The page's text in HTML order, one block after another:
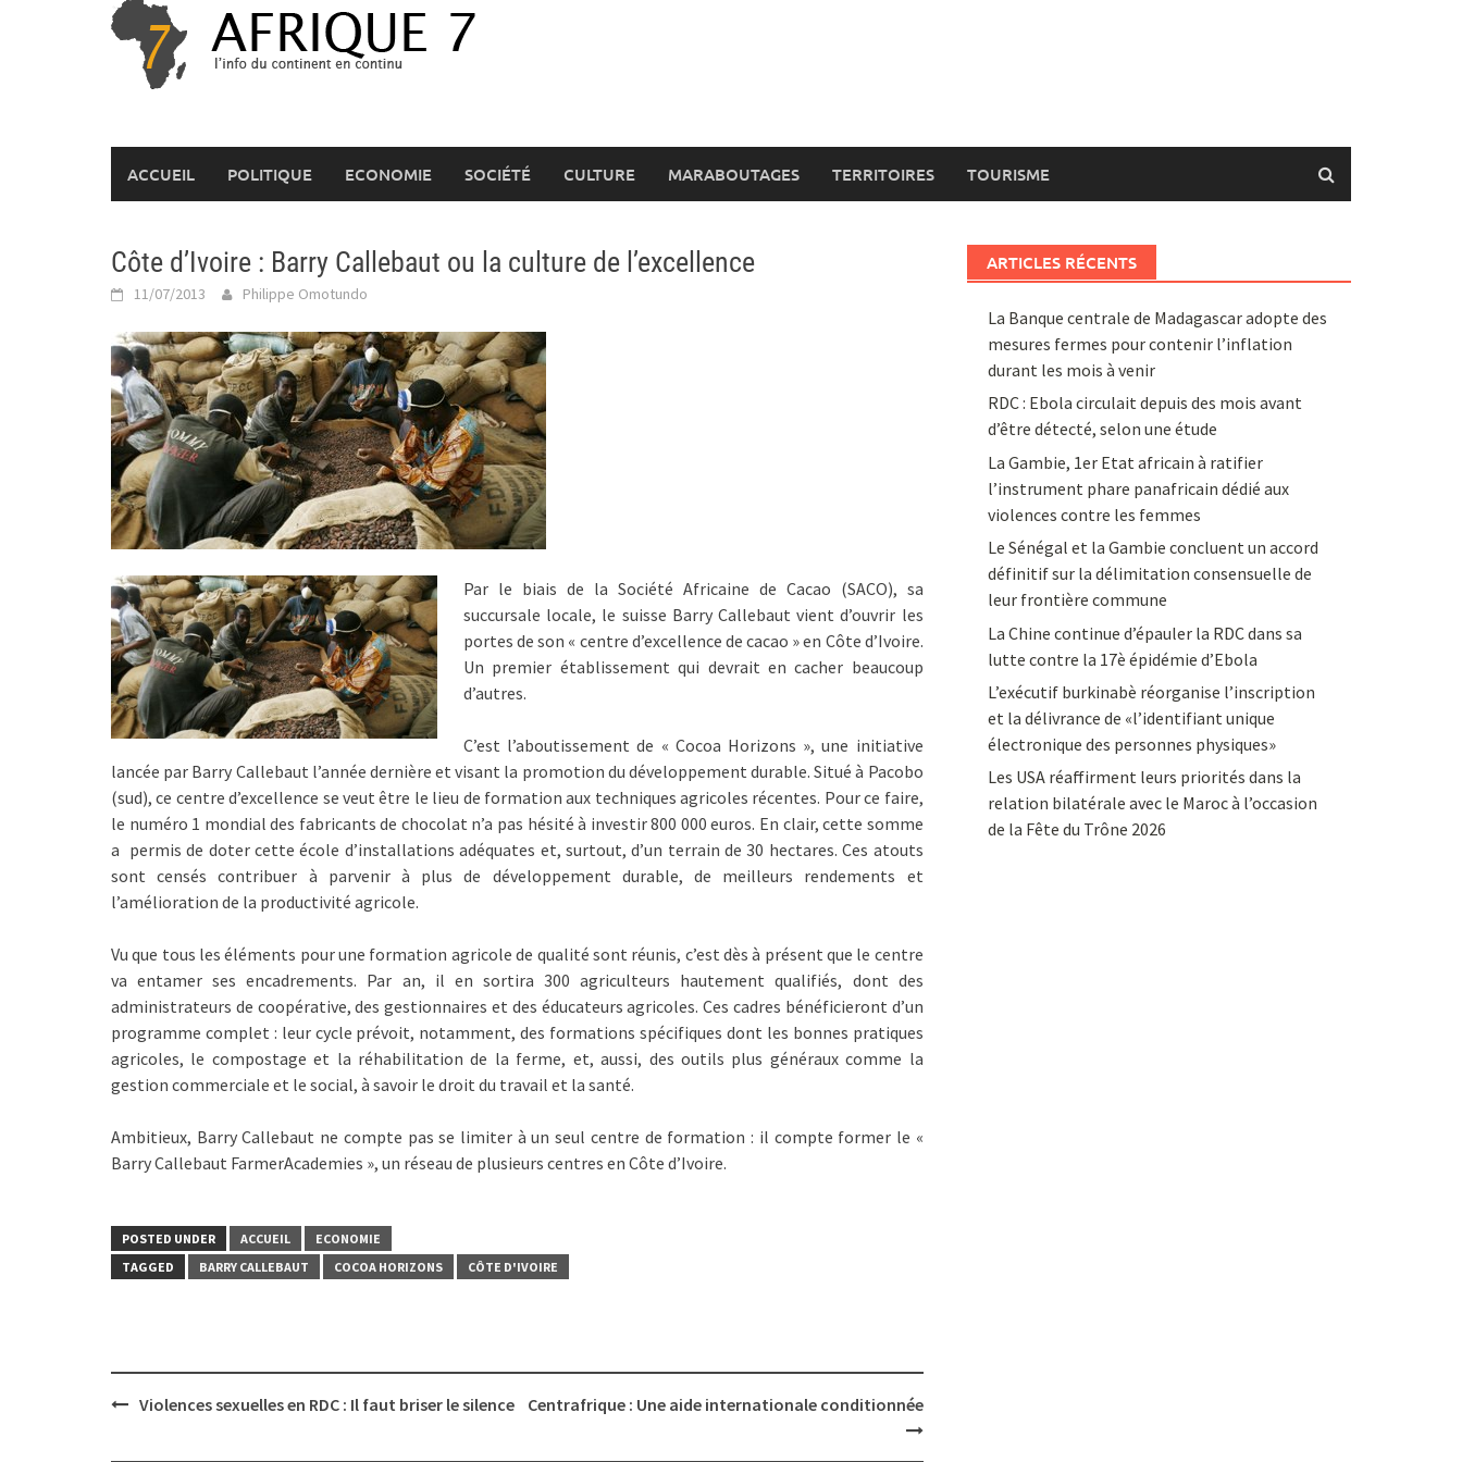
ACCUEIL POLITIQUE ECONOMIE SOCIÉTÉ CULTURE MARABOUTAGES TERRITOIRES TOURISME
Côte d’Ivoire : Barry Callebaut ou la culture de l’excellence
11/07/2013 Philippe Omotundo
Par le biais de la Société Africaine de Cacao (SACO), sa
succursale locale, le suisse Barry Callebaut vient d’ouvrir les
portes de son « centre d’excellence de cacao » en Côte d’Ivoire.
Un premier établissement qui devrait en cacher beaucoup
d’autres.
C’est l’aboutissement de « Cocoa Horizons », une initiative
lancée par Barry Callebaut l’année dernière et visant la promotion du développement durable. Situé à Pacobo
(sud), ce centre d’excellence se veut être le lieu de formation aux techniques agricoles récentes. Pour ce faire,
le numéro 1 mondial des fabricants de chocolat n’a pas hésité à investir 800 000 euros. En clair, cette somme
a permis de doter cette école d’installations adéquates et, surtout, d’un terrain de 30 hectares. Ces atouts
sont censés contribuer à parvenir à plus de développement durable, de meilleurs rendements et
l’amélioration de la productivité agricole.
Vu que tous les éléments pour une formation agricole de qualité sont réunis, c’est dès à présent que le centre
va entamer ses encadrements. Par an, il en sortira 300 agriculteurs hautement qualifiés, dont des
administrateurs de coopérative, des gestionnaires et des éducateurs agricoles. Ces cadres bénéficieront d’un
programme complet : leur cycle prévoit, notamment, des formations spécifiques dont les bonnes pratiques
agricoles, le compostage et la réhabilitation de la ferme, et, aussi, des outils plus généraux comme la
gestion commerciale et le social, à savoir le droit du travail et la santé.
Ambitieux, Barry Callebaut ne compte pas se limiter à un seul centre de formation : il compte former le «
Barry Callebaut FarmerAcademies », un réseau de plusieurs centres en Côte d’Ivoire.
POSTED UNDER ACCUEIL
ECONOMIE
TAGGED
BARRY CALLEBAUT COCOA HORIZONS CÔTE D'IVOIRE
PostViolences sexuelles en RDC : Il faut briser le silence Centrafrique : Une aide internationale conditionnée
ARTICLES RÉCENTS
La Banque centrale de Madagascar adopte des
mesures fermes pour contenir l’inflation
durant les mois à venir
RDC : Ebola circulait depuis des mois avant
d’être détecté, selon une étude
La Gambie, 1er Etat africain à ratifier
l’instrument phare panafricain dédié aux
violences contre les femmes
Le Sénégal et la Gambie concluent un accord
définitif sur la délimitation consensuelle de
leur frontière commune
La Chine continue d’épauler la RDC dans sa
lutte contre la 17è épidémie d’Ebola
L’exécutif burkinabè réorganise l’inscription
et la délivrance de «l’identifiant unique
électronique des personnes physiques»
Les USA réaffirment leurs priorités dans la
relation bilatérale avec le Maroc à l’occasion
de la Fête du Trône 2026